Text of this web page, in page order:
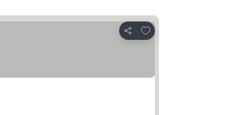
Partilhar
Adicionar aos favoritos